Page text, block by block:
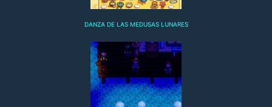
DANZA DE LAS MEDUSAS LUNARES